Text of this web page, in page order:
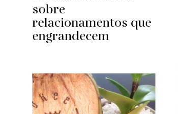
sobre
relacionamentos que
engrandecem